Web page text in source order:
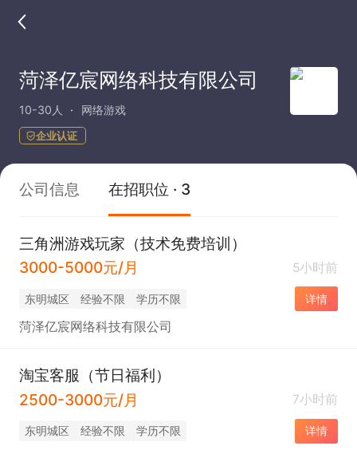
菏泽亿宸网络科技有限公司
10-30人 网络游戏
企业认证
公司信息 在招职位 · 3
三角洲游戏玩家（技术免费培训）
3000-5000元/月
5小时前
东明城区 经验不限 学历不限 详情
菏泽亿宸网络科技有限公司
淘宝客服（节日福利）
2500-3000元/月
7小时前
东明城区 经验不限 学历不限 详情